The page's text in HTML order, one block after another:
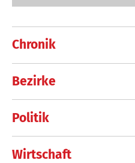
Chronik
Bezirke
Politik
Wirtschaft